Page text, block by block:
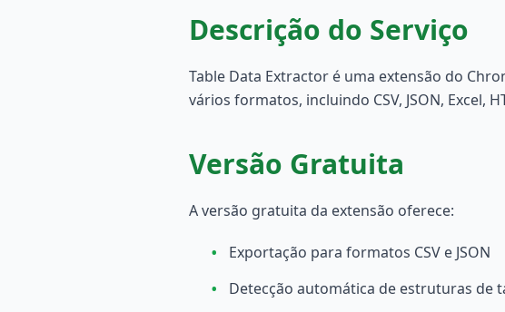
Descrição do Serviço
Table Data Extractor é uma extensão do
vários formatos, incluindo CSV, JSON, Excel,
Versão Gratuita
A versão gratuita da extensão oferece:
• Exportação para formatos CSV e JSON
• Detecção automática de estruturas de